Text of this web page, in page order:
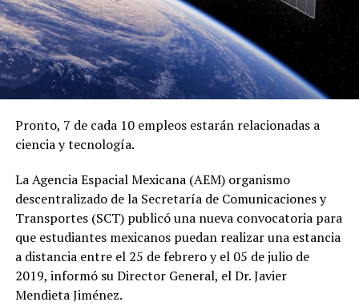
Pronto, 7 de cada 10 empleos estarán relacionadas a
ciencia y tecnología.
La Agencia Espacial Mexicana (AEM) organismo
descentralizado de la Secretaría de Comunicaciones y
Transportes (SCT) publicó una nueva convocatoria para
que estudiantes mexicanos puedan realizar una estancia
a distancia entre el 25 de febrero y el 05 de julio de
2019, informó su Director General, el Dr. Javier
Mendieta Jiménez.